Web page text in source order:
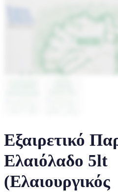
Εξαιρετικό
Ελαιόλαδο 5lt
(Ελαιουργικός